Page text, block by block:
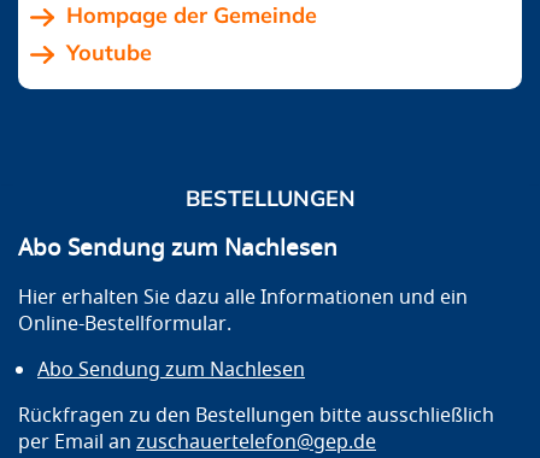
Hompage der Gemeinde
Youtube
BESTELLUNGEN
Abo Sendung zum Nachlesen
Hier erhalten Sie dazu alle Informationen und ein
Online-Bestellformular.
Abo Sendung zum Nachlesen
Rückfragen zu den Bestellungen bitte ausschließlich
per Email an zuschauertelefon@gep.de